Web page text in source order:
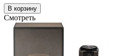
В корзину
Смотреть